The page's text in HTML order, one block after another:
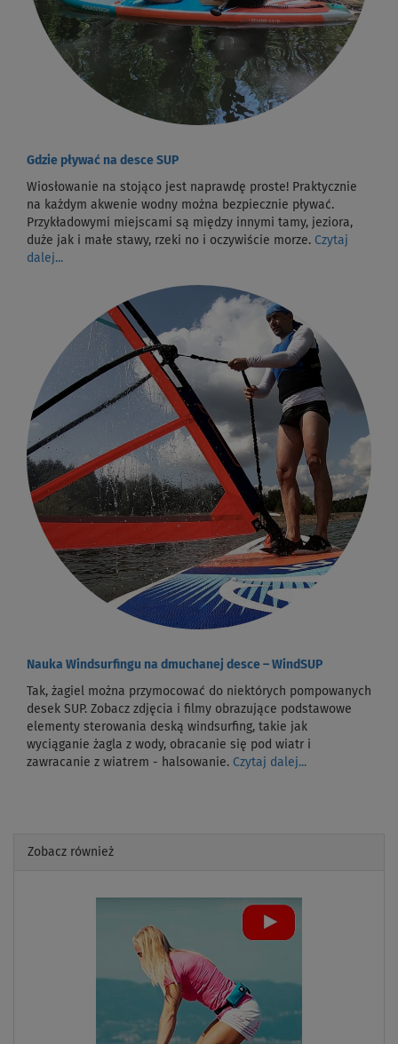
Gdzie pływać na desce SUP
Wiosłowanie na stojąco jest naprawdę proste! Praktycznie
na każdym akwenie wodny można bezpiecznie pływać.
Przykładowymi miejscami są między innymi tamy, jeziora,
duże jak i małe stawy, rzeki no i oczywiście morze. Czytaj
dalej...
Nauka Windsurfingu na dmuchanej desce – WindSUP
Tak, żagiel można przymocować do niektórych pompowanych
desek SUP. Zobacz zdjęcia i filmy obrazujące podstawowe
elementy sterowania deską windsurfing, takie jak
wyciąganie żagla z wody, obracanie się pod wiatr i
zawracanie z wiatrem - halsowanie. Czytaj dalej...
Zobacz również